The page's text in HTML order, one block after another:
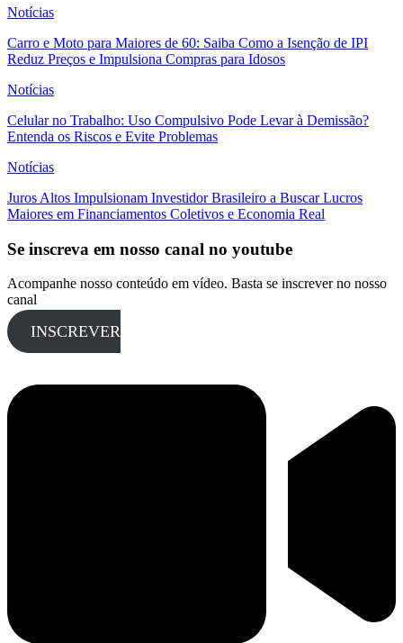
Notícias
Carro e Moto para Maiores de 60: Saiba Como a Isenção de IPI
Reduz Preços e Impulsiona Compras para Idosos
Notícias
Celular no Trabalho: Uso Compulsivo Pode Levar à Demissão?
Entenda os Riscos e Evite Problemas
Notícias
Juros Altos Impulsionam Investidor Brasileiro a Buscar Lucros
Maiores em Financiamentos Coletivos e Economia Real
Se inscreva em nosso canal no youtube
Acompanhe nosso conteúdo em vídeo. Basta se inscrever no nosso
canal
INSCREVER